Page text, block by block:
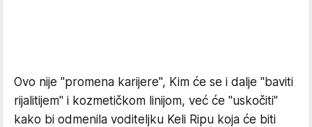
Ovo nije "promena karijere", Kim će se i dalje "baviti
rijalitijem" i kozmetičkom linijom, već će "uskočiti"
kako bi odmenila voditeljku Keli Ripu koja će biti